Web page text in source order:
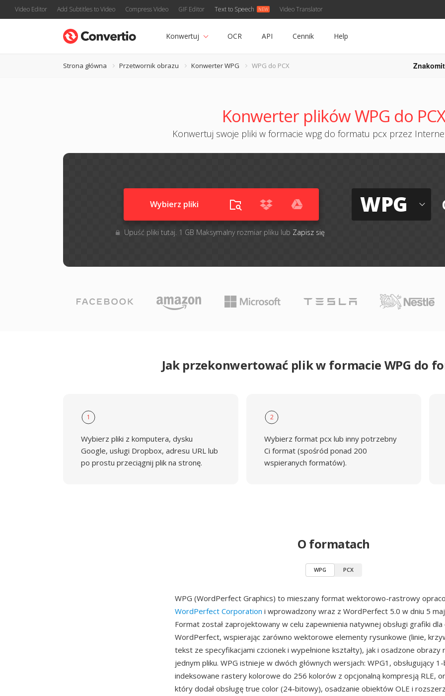
Video Editor Add Subtitles to Video Compress Video GIF Editor Text to Speech Video Translator
Konwertuj OCR API Cennik Help
Strona główna Przetwornik obrazu Konwerter WPG WPG do PCX
Konwerter plików WPG do PCX
Konwertuj swoje pliki w formacie wpg do formatu pcx przez
Wybierz pliki
Upuść pliki tutaj. 1 GB Maksymalny rozmiar pliku lub Zapisz się
WPG
Jak przekonwertować plik w formacie WPG do
1
Wybierz pliki z komputera, dysku
Google, usługi Dropbox, adresu URL lub
po prostu przeciągnij plik na stronę.
2
Wybierz format pcx lub inny potrzebny
Ci format (spośród ponad 200
wspieranych formatów).
O formatach
WPG PCX
WPG (WordPerfect Graphics) to mieszany format wektorowo-rastrowy
WordPerfect Corporation i wprowadzony wraz z WordPerfect 5.0 w dniu 5
Format został zaprojektowany w celu zapewnienia natywnej obsługi grafiki
WordPerfect, wspierając zarówno wektorowe elementy rysunkowe (linie,
tekst ze specyfikacjami czcionek i wypełnione kształty), jak i osadzone
jednym pliku. WPG istnieje w dwóch głównych wersjach: WPG1, obsługujący
indeksowane rastery kolorowe do 256 kolorów z opcjonalną kompresją RLE,
który dodał obsługę true color (24-bitowy), osadzanie obiektów OLE i